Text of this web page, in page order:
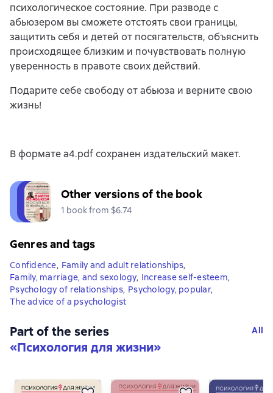
психологическое состояние. При разводе с
абьюзером вы сможете отстоять свои границы,
защитить себя и детей от посягательств, объяснить
происходящее близким и почувствовать полную
уверенность в правоте своих действий.
Подарите себе свободу от абьюза и верните свою
жизнь!
В формате a4.pdf сохранен издательский макет.
Other versions of the book
1 book from $6.74
Genres and tags
Confidence, Family and adult relationships,
Family, marriage, and sexology, Increase self-esteem,
Psychology of relationships, Psychology, popular,
The advice of a psychologist
Part of the series
«Психология для жизни»
All